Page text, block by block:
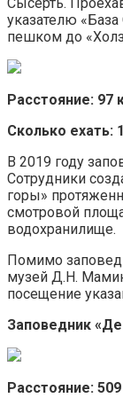
указателю
пешком до
Расстояние: 97
Сколько ехать:
В 2019 году
Сотрудники
горы»
смотровой
водохранилище.
Помимо
музей Д.Н.
посещение
Заповедник
Расстояние: